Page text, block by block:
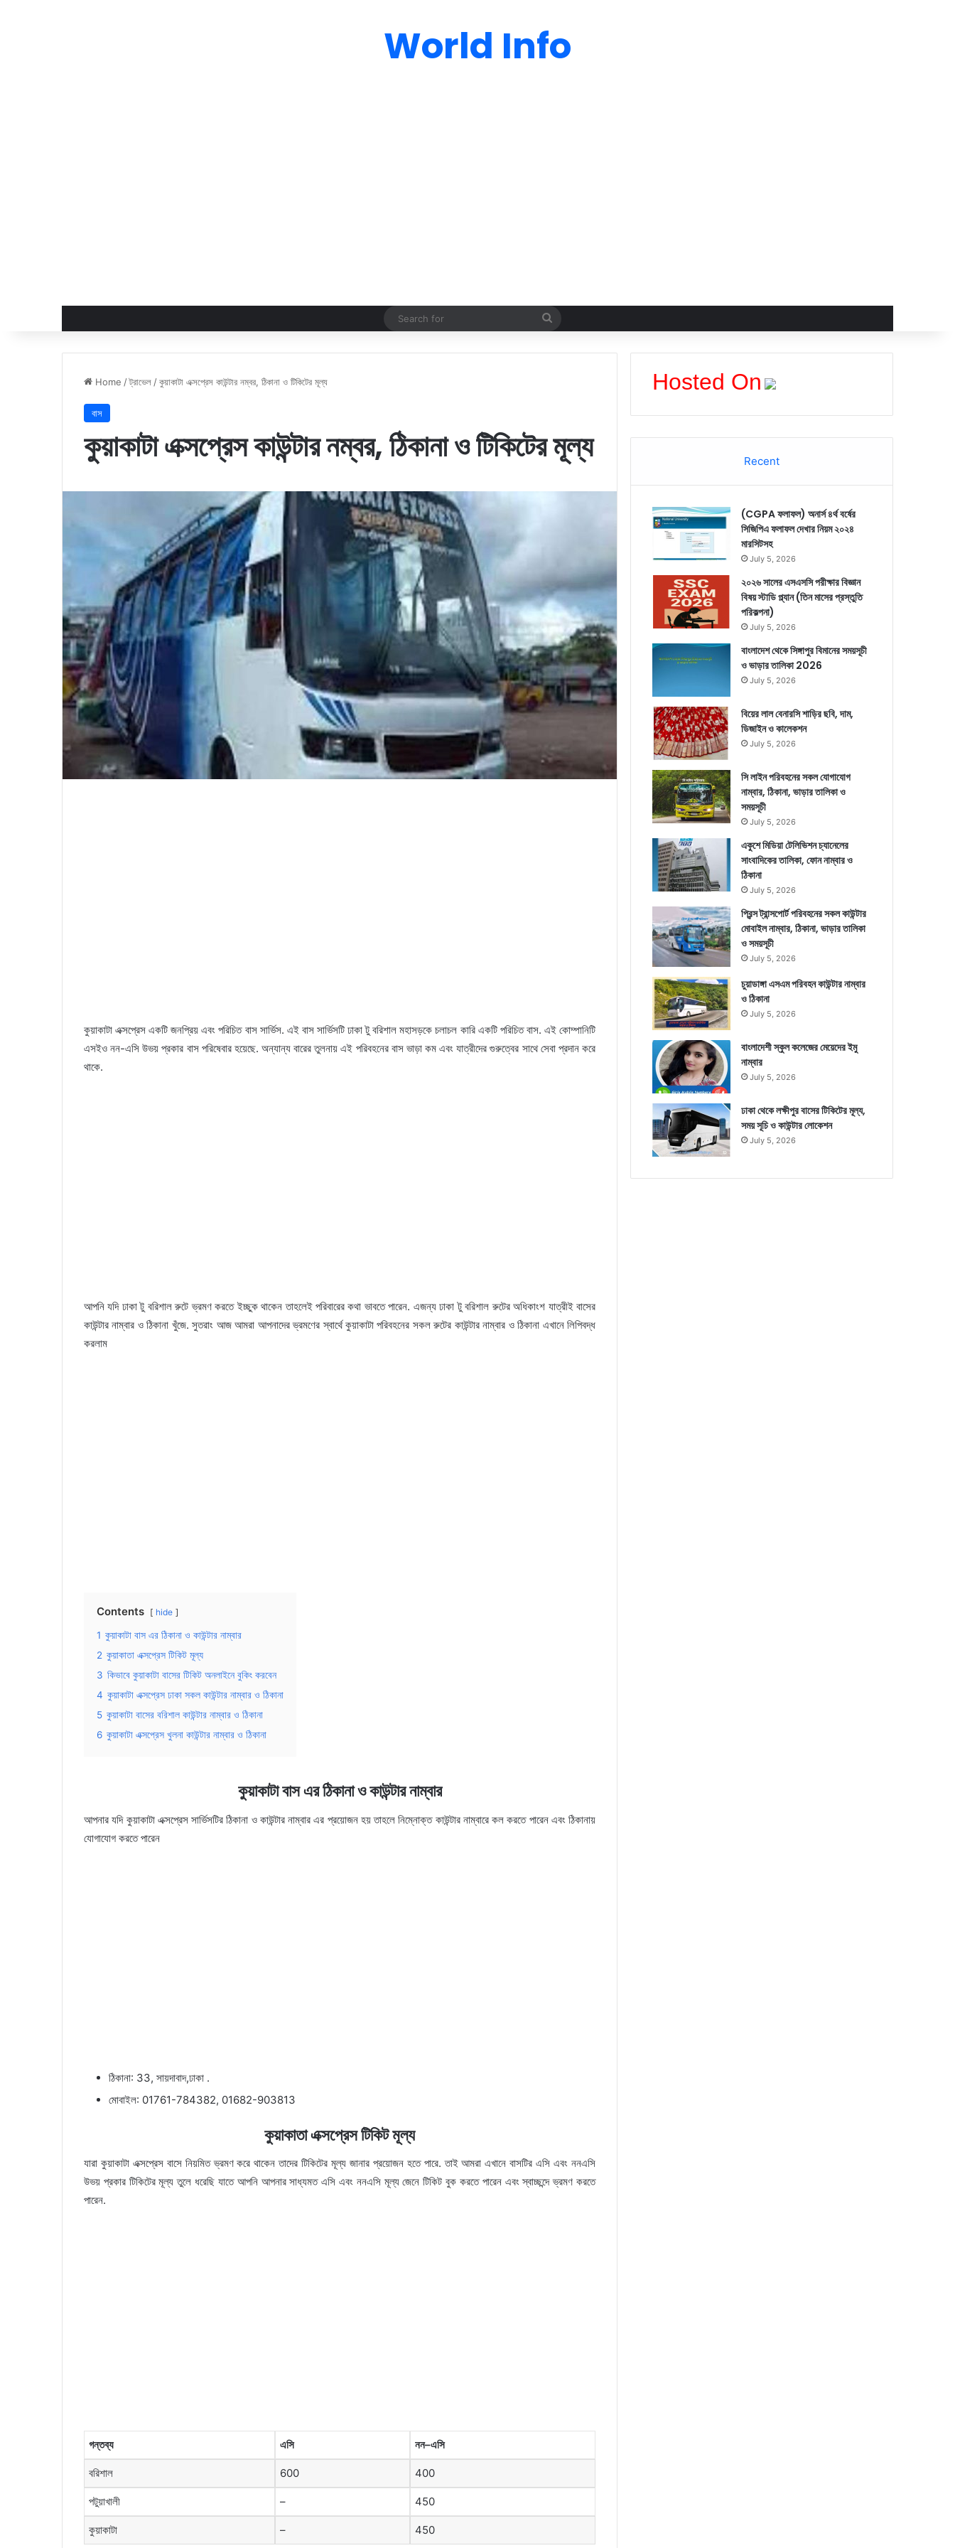
World Info
Search
Home /ট্রাভেল /কুয়াকাটা এক্সপ্রেস কাউন্টার নম্বর, ঠিকানা ও টিকিটের মূল্য
বাস
কুয়াকাটা এক্সপ্রেস কাউন্টার নম্বর, ঠিকানা ও টিকিটের মূল্য
কুয়াকাটা এক্সপ্রেস একটি জনপ্রিয় এবং পরিচিত বাস সার্ভিস. এই বাস সার্ভিসটি ঢাকা টু বরিশাল মহাসড়কে চলাচল কারি একটি পরিচিত বাস. এই কোম্পানিটি
এসইও নন-এসি উভয় প্রকার বাস পরিষেবার হয়েছে. অন্যান্য বারের তুলনায় এই পরিবহনের বাস ভাড়া কম এবং যাত্রীদের গুরুত্বের সাথে সেবা প্রদান করে
থাকে.
আপনি যদি ঢাকা টু বরিশাল রুটে ভ্রমণ করতে ইচ্ছুক থাকেন তাহলেই পরিবারের কথা ভাবতে পারেন. এজন্য ঢাকা টু বরিশাল রুটের অধিকাংশ যাত্রীই বাসের
কাউন্টার নাম্বার ও ঠিকানা খুঁজে. সুতরাং আজ আমরা আপনাদের ভ্রমণের স্বার্থে কুয়াকাটা পরিবহনের সকল রুটের কাউন্টার নাম্বার ও ঠিকানা এখানে লিপিবদ্ধ
করলাম
Contents hide
1 কুয়াকাটা বাস এর ঠিকানা ও কাউন্টার নাম্বার
2 কুয়াকাতা এক্সপ্রেস টিকিট মূল্য
3 কিভাবে কুয়াকাটা বাসের টিকিট অনলাইনে বুকিং করবেন
4 কুয়াকাটা এক্সপ্রেস ঢাকা সকল কাউন্টার নাম্বার ও ঠিকানা
5 কুয়াকাটা বাসের বরিশাল কাউন্টার নাম্বার ও ঠিকানা
6 কুয়াকাটা এক্সপ্রেস খুলনা কাউন্টার নাম্বার ও ঠিকানা
কুয়াকাটা বাস এর ঠিকানা ও কাউন্টার নাম্বার
আপনার যদি কুয়াকাটা এক্সপ্রেস সার্ভিসটির ঠিকানা ও কাউন্টার নাম্বার এর প্রয়োজন হয় তাহলে নিম্নোক্ত কাউন্টার নাম্বারে কল করতে পারেন এবং ঠিকানায়
যোগাযোগ করতে পারেন
ঠিকানা: 33, সায়দাবাদ,ঢাকা .
মোবাইল: 01761-784382, 01682-903813
কুয়াকাতা এক্সপ্রেস টিকিট মূল্য
যারা কুয়াকাটা এক্সপ্রেস বাসে নিয়মিত ভ্রমণ করে থাকেন তাদের টিকিটের মূল্য জানার প্রয়োজন হতে পারে. তাই আমরা এখানে বাসটির এসি এবং ননএসি
উভয় প্রকার টিকিটের মূল্য তুলে ধরেছি যাতে আপনি আপনার সাধ্যমত এসি এবং ননএসি মূল্য জেনে টিকিট বুক করতে পারেন এবং স্বাচ্ছন্দে ভ্রমণ করতে
পারেন.
গন্তব্য এসি নন–এসি
বরিশাল 600 400
পটুয়াখালী – 450
কুয়াকাটা – 450
Hosted On
Recent
(CGPA ফলাফল) অনার্স ৪র্থ বর্ষের
সিজিপিএ ফলাফল দেখার নিয়ম ২০২৪
মারসিটসহ
July 5, 2026
২০২৬ সালের এসএসসি পরীক্ষার বিজ্ঞান
বিষয় স্টাডি প্ল্যান (তিন মাসের প্রস্তুতি
পরিকল্পনা)
July 5, 2026
বাংলাদেশ থেকে সিঙ্গাপুর বিমানের সময়সূচী
ও ভাড়ার তালিকা 2026
July 5, 2026
বিয়ের লাল বেনারসি শাড়ির ছবি, দাম,
ডিজাইন ও কালেকশন
July 5, 2026
সি লাইন পরিবহনের সকল যোগাযোগ
নাম্বার, ঠিকানা, ভাড়ার তালিকা ও
সময়সূচী
July 5, 2026
একুশে মিডিয়া টেলিভিশন চ্যানেলের
সাংবাদিকের তালিকা, ফোন নাম্বার ও
ঠিকানা
July 5, 2026
প্রিন্স ট্রান্সপোর্ট পরিবহনের সকল কাউন্টার
মোবাইল নাম্বার, ঠিকানা, ভাড়ার তালিকা
ও সময়সূচী
July 5, 2026
চুয়াডাঙ্গা এসএম পরিবহন কাউন্টার নাম্বার
ও ঠিকানা
July 5, 2026
বাংলাদেশী স্কুল কলেজের মেয়েদের ইমু
নাম্বার
July 5, 2026
ঢাকা থেকে লক্ষীপুর বাসের টিকিটের মূল্য,
সময় সূচি ও কাউন্টার লোকেশন
July 5, 2026